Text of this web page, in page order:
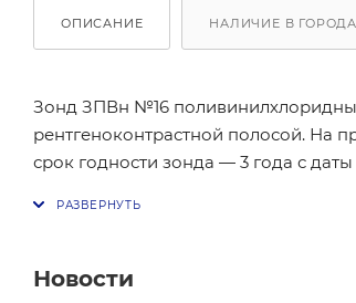
ОПИСАНИЕ НАЛИЧИЕ В
Зонд ЗПВн №16
рентгеноконтрастной полосой. На
срок годности зонда — 3 года с
Новости